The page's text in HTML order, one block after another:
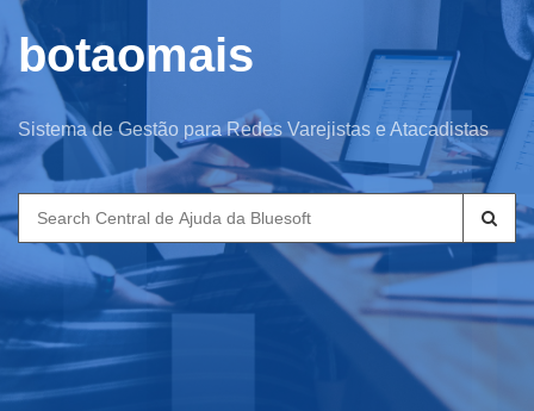
botaomais
Sistema de Gestão para Redes Varejistas e Atacadistas
Search
for: